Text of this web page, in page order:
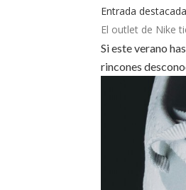
Entrada destacada
El outlet de Nike
Si este verano
rincones